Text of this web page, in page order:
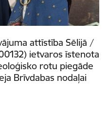
attīstība Sēlijā /
ietvaros īstenota
rotu piegāde
Brīvdabas nodaļai